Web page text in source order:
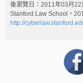
後瀏覽日：2011年03月22
Stanford Law School，
http://